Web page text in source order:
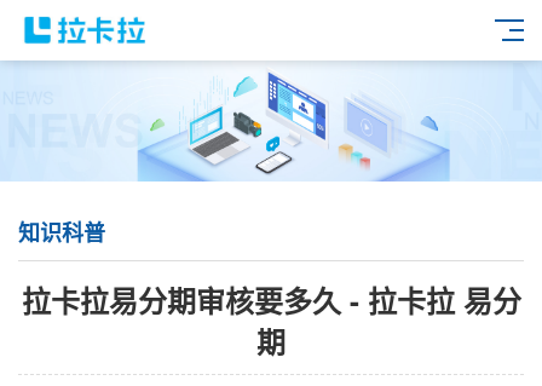
知识科普
拉卡拉易分期审核要多久 - 拉卡拉 易分
期